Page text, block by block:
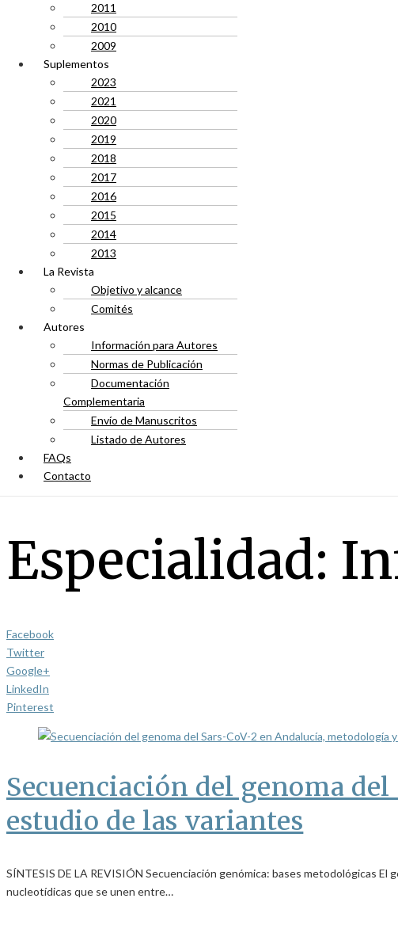
2011
2010
2009
Suplementos
2023
2021
2020
2019
2018
2017
2016
2015
2014
2013
La Revista
Objetivo y alcance
Comités
Autores
Información para Autores
Normas de Publicación
Documentación
Complementaria
Envío de Manuscritos
Listado de Autores
FAQs
Contacto
Especialidad:
Facebook
Twitter
Google+
LinkedIn
Pinterest
Secuenciación del genoma
estudio de las variantes
SÍNTESIS DE LA REVISIÓN Secuenciación genómica: bases metodológicas
nucleotídicas que se unen entre…